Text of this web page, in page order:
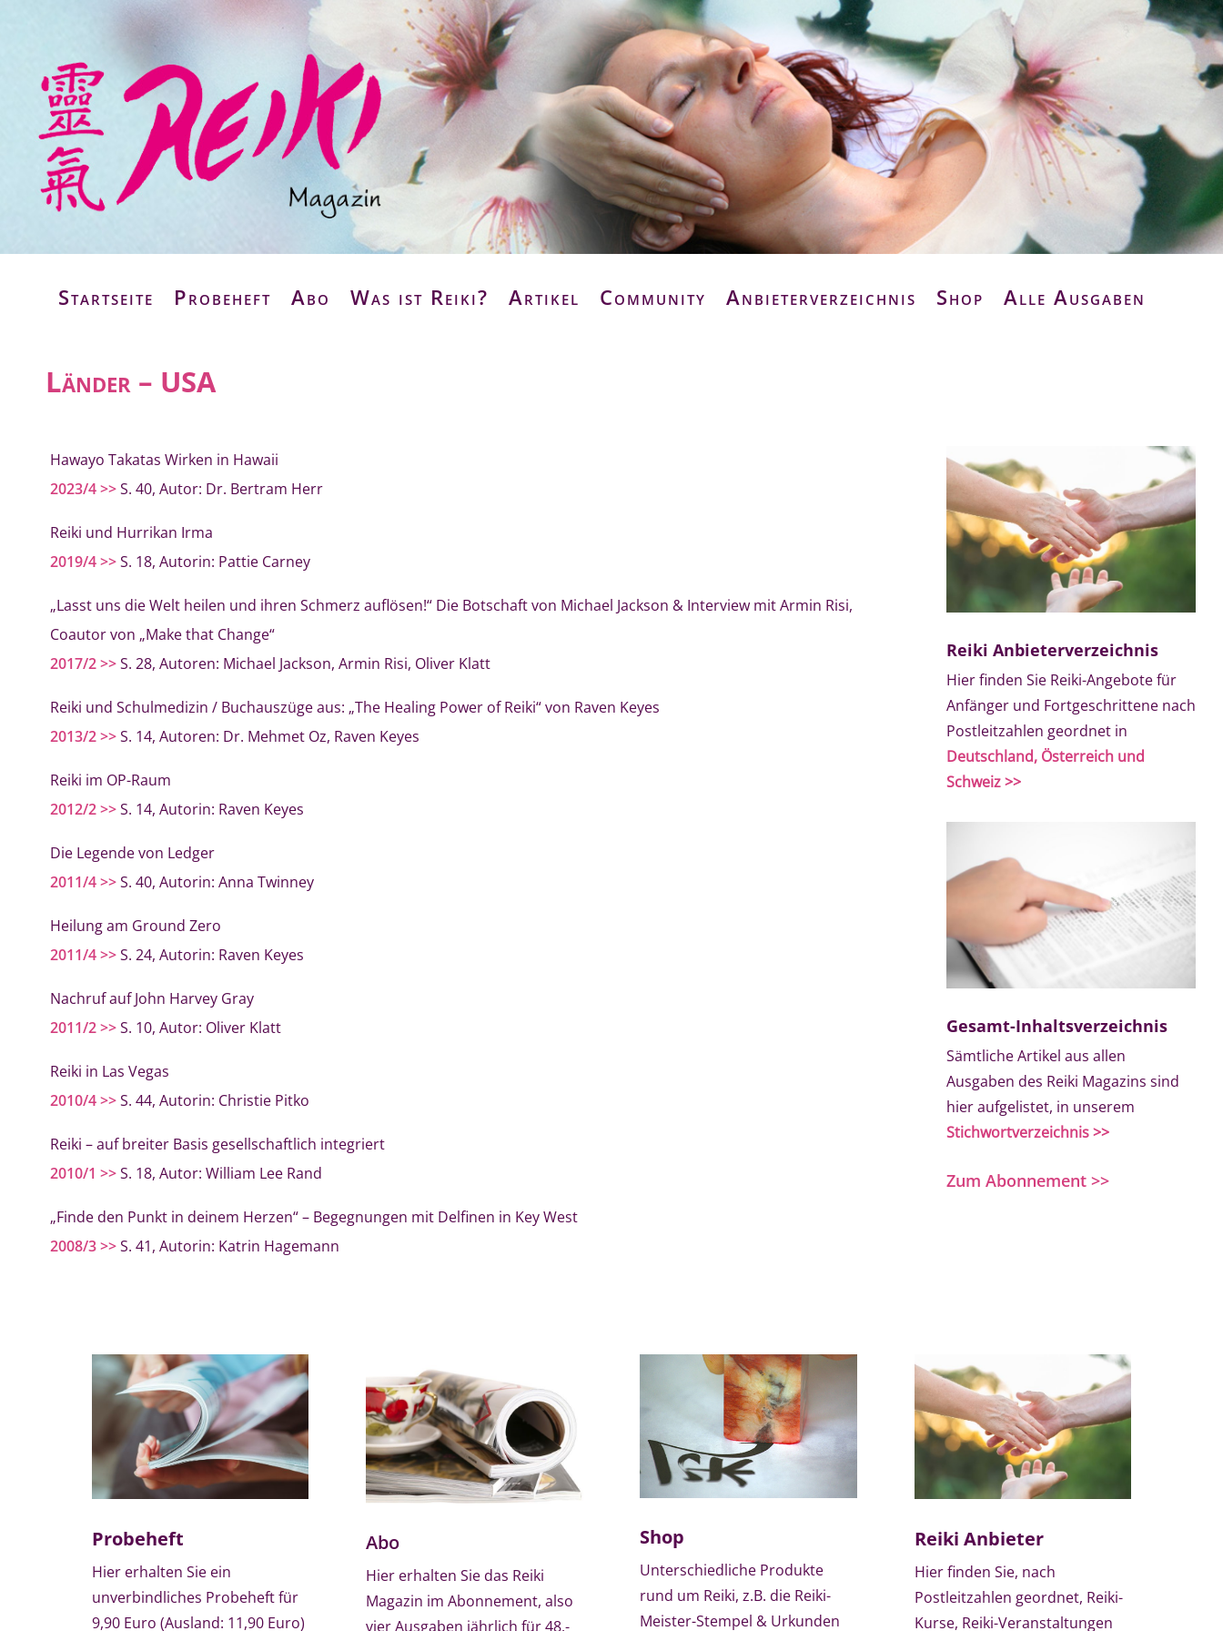
Startseite Probeheft Abo Was ist Reiki? Artikel Community Anbieterverzeichnis Shop Alle Ausgaben
Länder – USA
Hawayo Takatas Wirken in Hawaii
2023/4 >>S. 40, Autor: Dr. Bertram Herr
Reiki und Hurrikan Irma
2019/4 >>S. 18, Autorin: Pattie Carney
„Lasst uns die Welt heilen und ihren Schmerz auflösen!“ Die Botschaft von Michael Jackson & Interview mit Armin Risi,
Coautor von „Make that Change“
2017/2 >>S. 28, Autoren: Michael Jackson, Armin Risi, Oliver Klatt
Reiki und Schulmedizin / Buchauszüge aus: „The Healing Power of Reiki“ von Raven Keyes
2013/2 >>S. 14, Autoren: Dr. Mehmet Oz, Raven Keyes
Reiki im OP-Raum
2012/2 >>S. 14, Autorin: Raven Keyes
Die Legende von Ledger
2011/4 >>S. 40, Autorin: Anna Twinney
Heilung am Ground Zero
2011/4 >>S. 24, Autorin: Raven Keyes
Nachruf auf John Harvey Gray
2011/2 >>S. 10, Autor: Oliver Klatt
Reiki in Las Vegas
2010/4 >>S. 44, Autorin: Christie Pitko
Reiki – auf breiter Basis gesellschaftlich integriert
2010/1 >>S. 18, Autor: William Lee Rand
„Finde den Punkt in deinem Herzen“ – Begegnungen mit Delfinen in Key West
2008/3 >>S. 41, Autorin: Katrin Hagemann
Reiki Anbieterverzeichnis
Hier finden Sie Reiki-Angebote für
Anfänger und Fortgeschrittene nach
Postleitzahlen geordnet in
Deutschland, Österreich und
Schweiz >>
Gesamt-Inhaltsverzeichnis
Sämtliche Artikel aus allen
Ausgaben des Reiki Magazins sind
hier aufgelistet, in unserem
Stichwortverzeichnis >>
Zum Abonnement >>
Probeheft
Hier erhalten Sie ein
unverbindliches Probeheft für
9,90 Euro (Ausland: 11,90 Euro)
Abo
Hier erhalten Sie das Reiki
Magazin im Abonnement, also
vier Ausgaben jährlich für 48,-
Shop
Unterschiedliche Produkte
rund um Reiki, z.B. die Reiki-
Meister-Stempel & Urkunden
Reiki Anbieter
Hier finden Sie, nach
Postleitzahlen geordnet, Reiki-
Kurse, Reiki-Veranstaltungen